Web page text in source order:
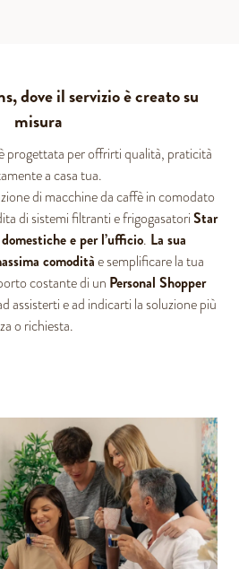
dove il servizio è creato su
misura
progettata per offrirti qualità, praticità
a casa tua.
di macchine da caffè in comodato
di sistemi filtranti e frigogasatoriStar
e per l’ufficio. La sua
comoditàe semplificare la tua
costante di un Personal Shopper
assisterti e ad indicarti la soluzione più
o richiesta.